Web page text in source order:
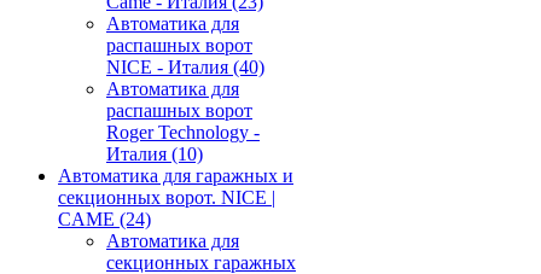
Автоматика для
распашных ворот
NICE - Италия (40)
Автоматика для
распашных ворот
Roger Technology -
Италия (10)
Автоматика для гаражных и
секционных ворот. NICE |
CAME (24)
Автоматика для
секционных гаражных